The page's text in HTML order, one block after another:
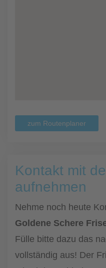
zum Routenplaner
Kontakt mit
aufnehmen
Nehme noch heute
Goldene Schere
Fülle bitte dazu das
vollständig aus! Der